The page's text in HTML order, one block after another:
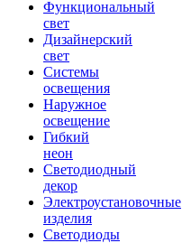
Функциональный
свет
Дизайнерский
свет
Системы
освещения
Наружное
освещение
Гибкий
неон
Светодиодный
декор
Электроустановочные
изделия
Светодиоды